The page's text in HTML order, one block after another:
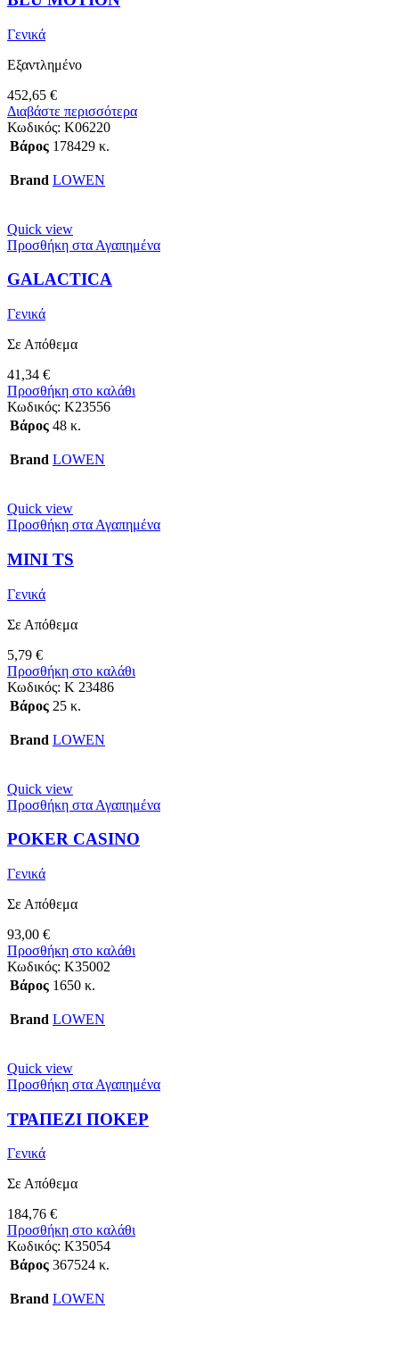
Γενικά
Εξαντλημένο
452,65 €
Διαβάστε περισσότερα
Κωδικός: K06220
Βάρος 178429 κ.
Brand LOWEN
Quick view
Προσθήκη στα Αγαπημένα
GALACTICA
Γενικά
Σε Απόθεμα
41,34 €
Προσθήκη στο καλάθι
Κωδικός: K23556
Βάρος 48 κ.
Brand LOWEN
Quick view
Προσθήκη στα Αγαπημένα
MINI TS
Γενικά
Σε Απόθεμα
5,79 €
Προσθήκη στο καλάθι
Κωδικός: K 23486
Βάρος 25 κ.
Brand LOWEN
Quick view
Προσθήκη στα Αγαπημένα
POKER CASINO
Γενικά
Σε Απόθεμα
93,00 €
Προσθήκη στο καλάθι
Κωδικός: K35002
Βάρος 1650 κ.
Brand LOWEN
Quick view
Προσθήκη στα Αγαπημένα
ΤΡΑΠΕΖΙ ΠΟΚΕΡ
Γενικά
Σε Απόθεμα
184,76 €
Προσθήκη στο καλάθι
Κωδικός: K35054
Βάρος 367524 κ.
Brand LOWEN